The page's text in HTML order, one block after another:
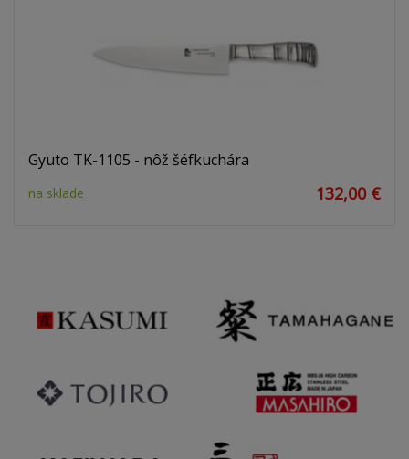
Gyuto TK-1105 - nôž šéfkuchára
na sklade 132,00 €